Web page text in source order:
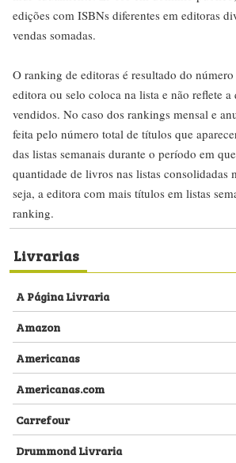
edições com ISBNs diferentes em editoras
vendas somadas.
O ranking de editoras é resultado do
editora ou selo coloca na lista e não reflete
vendidos. No caso dos rankings mensal e
feita pelo número total de títulos que
das listas semanais durante o período em
quantidade de livros nas listas consolidadas
seja, a editora com mais títulos em listas
ranking.
Livrarias
A Página Livraria
Amazon
Americanas
Americanas.com
Carrefour
Drummond Livraria